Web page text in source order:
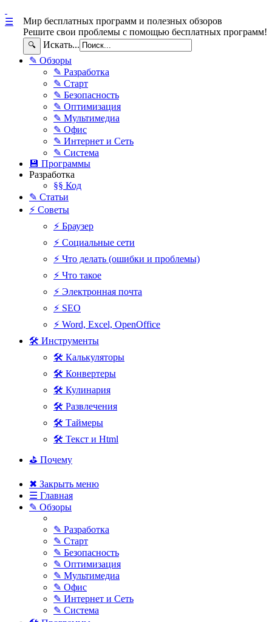
Мир бесплатных программ и полезных обзоров
Решите свои проблемы с помощью бесплатных программ!
🔍 Искать...
☰
✎ Обзоры
✎ Разработка
✎ Старт
✎ Безопасность
✎ Оптимизация
✎ Мультимедиа
✎ Офис
✎ Интернет и Сеть
✎ Система
💾 Программы
Разработка
§§ Код
✎ Статьи
⚡ Советы
⚡ Браузер
⚡ Социальные сети
⚡ Что делать (ошибки и проблемы)
⚡ Что такое
⚡ Электронная почта
⚡ SEO
⚡ Word, Excel, OpenOffice
🛠 Инструменты
🛠 Калькуляторы
🛠 Конвертеры
🛠 Кулинария
🛠 Развлечения
🛠 Таймеры
🛠 Текст и Html
⛳ Почему
✖ Закрыть меню
☰ Главная
✎ Обзоры
✎ Разработка
✎ Старт
✎ Безопасность
✎ Оптимизация
✎ Мультимедиа
✎ Офис
✎ Интернет и Сеть
✎ Система